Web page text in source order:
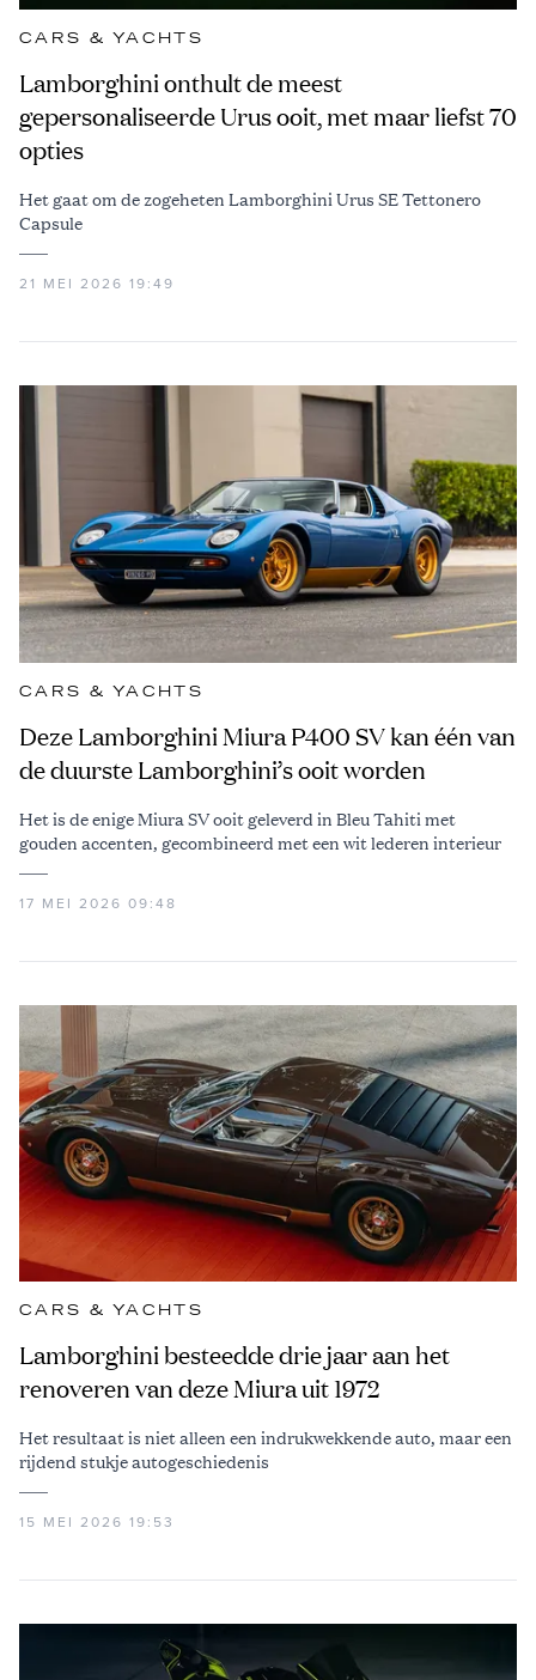
CARS & YACHTS
Lamborghini onthult de meest
gepersonaliseerde Urus ooit, met maar liefst 70
opties
Het gaat om de zogeheten Lamborghini Urus SE Tettonero
Capsule
21 MEI 2026 19:49
CARS & YACHTS
Deze Lamborghini Miura P400 SV kan één van
de duurste Lamborghini’s ooit worden
Het is de enige Miura SV ooit geleverd in Bleu Tahiti met
gouden accenten, gecombineerd met een wit lederen interieur
17 MEI 2026 09:48
CARS & YACHTS
Lamborghini besteedde drie jaar aan het
renoveren van deze Miura uit 1972
Het resultaat is niet alleen een indrukwekkende auto, maar een
rijdend stukje autogeschiedenis
15 MEI 2026 19:53